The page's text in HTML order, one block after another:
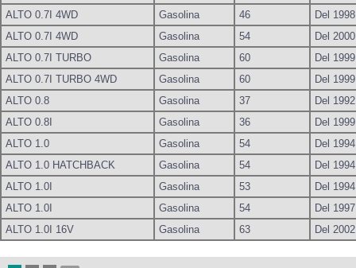
ALTO 0.7I 4WD
Gasolina 46
Del
ALTO 0.7I 4WD
Gasolina 54
Del
ALTO 0.7I TURBO
Gasolina 60
Del
ALTO 0.7I TURBO 4WD
Gasolina 60
Del
ALTO 0.8
Gasolina 37
Del
ALTO 0.8I
Gasolina 36
Del
ALTO 1.0
Gasolina 54
Del
ALTO 1.0 HATCHBACK
Gasolina 54
Del
ALTO 1.0I
Gasolina 53
Del
ALTO 1.0I
Gasolina 54
Del
ALTO 1.0I 16V
Gasolina 63 Del